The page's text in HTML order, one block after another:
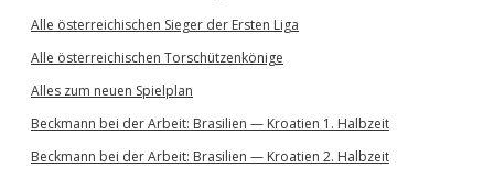
Alle österreichischen Sieger der Ersten Liga
Alle österreichischen Torschützenkönige
Alles zum neuen Spielplan
Beckmann bei der Arbeit: Brasilien — Kroatien 1. Halbzeit
Beckmann bei der Arbeit: Brasilien — Kroatien 2. Halbzeit